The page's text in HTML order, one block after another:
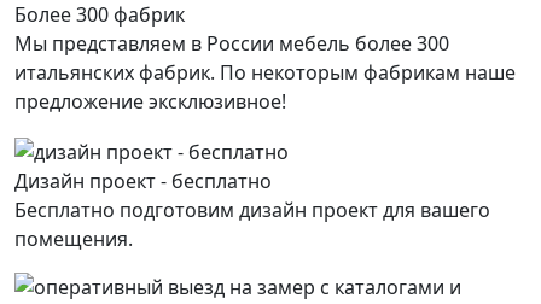
Более 300 фабрик
Мы представляем в России мебель более 300
итальянских фабрик. По некоторым фабрикам наше
предложение эксклюзивное!
Дизайн проект - бесплатно
Бесплатно подготовим дизайн проект для вашего
помещения.